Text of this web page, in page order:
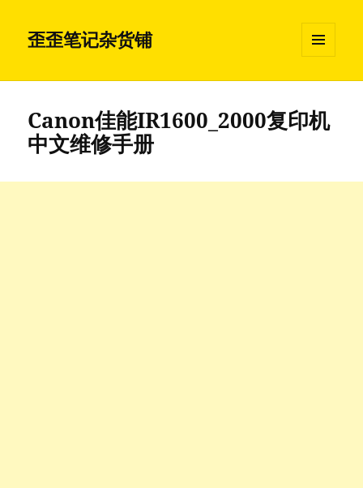
歪歪笔记杂货铺
挂件
Canon佳能IR1600_2000复印机
中文维修手册